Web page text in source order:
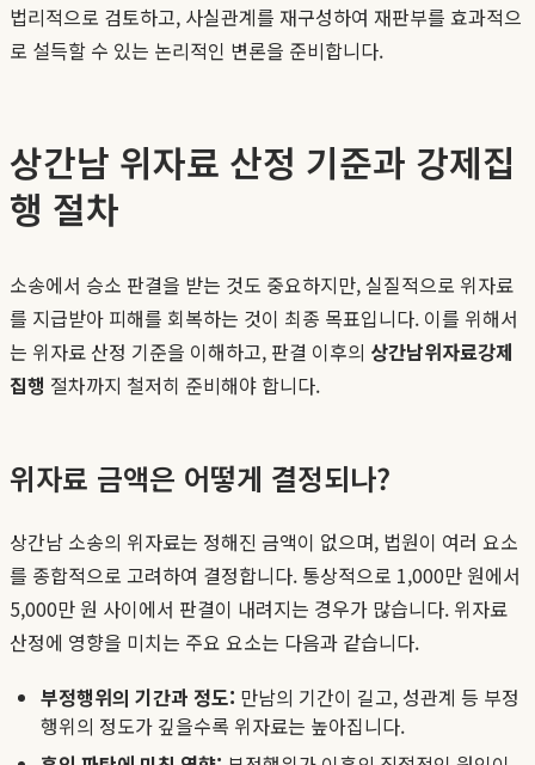
법리적으로 검토하고, 사실관계를 재구성하여 재판부를 효과적으
로 설득할 수 있는 논리적인 변론을 준비합니다.
상간남 위자료 산정 기준과 강제집
행 절차
소송에서 승소 판결을 받는 것도 중요하지만, 실질적으로 위자료
를 지급받아 피해를 회복하는 것이 최종 목표입니다. 이를 위해서
는 위자료 산정 기준을 이해하고, 판결 이후의 상간남위자료강제
집행 절차까지 철저히 준비해야 합니다.
위자료 금액은 어떻게 결정되나?
상간남 소송의 위자료는 정해진 금액이 없으며, 법원이 여러 요소
를 종합적으로 고려하여 결정합니다. 통상적으로 1,000만 원에서
5,000만 원 사이에서 판결이 내려지는 경우가 많습니다. 위자료
산정에 영향을 미치는 주요 요소는 다음과 같습니다.
부정행위의 기간과 정도: 만남의 기간이 길고, 성관계 등 부정
행위의 정도가 깊을수록 위자료는 높아집니다.